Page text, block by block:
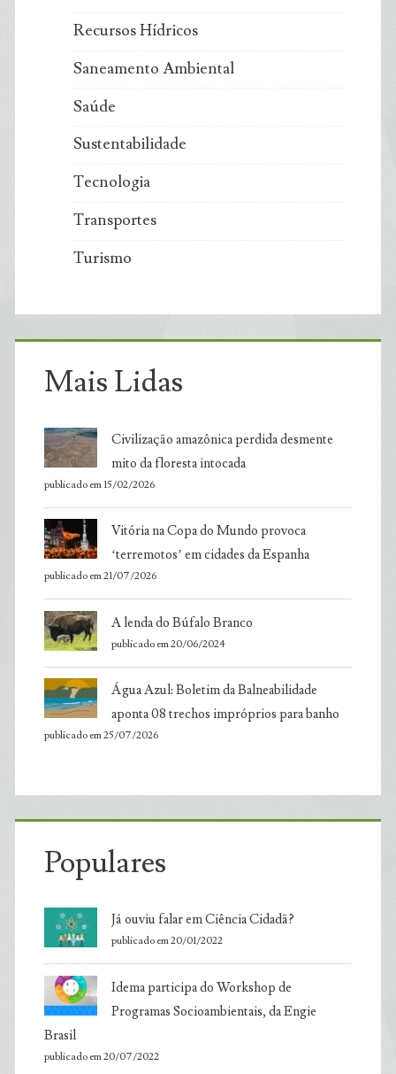
Recursos Hídricos
Saneamento Ambiental
Saúde
Sustentabilidade
Tecnologia
Transportes
Turismo
Mais Lidas
Civilização amazônica perdida desmente
mito da floresta intocada
publicado em 15/02/2026
Vitória na Copa do Mundo provoca
‘terremotos’ em cidades da Espanha
publicado em 21/07/2026
A lenda do Búfalo Branco
publicado em 20/06/2024
Água Azul: Boletim da Balneabilidade
aponta 08 trechos impróprios para banho
publicado em 25/07/2026
Populares
Já ouviu falar em Ciência Cidadã?
publicado em 20/01/2022
Idema participa do Workshop de
Programas Socioambientais, da Engie
Brasil
publicado em 20/07/2022